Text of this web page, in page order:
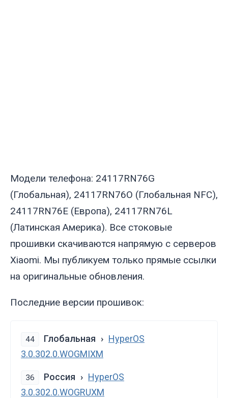
Модели телефона: 24117RN76G
(Глобальная), 24117RN76O (Глобальная NFC),
24117RN76E (Европа), 24117RN76L
(Латинская Америка). Все стоковые
прошивки скачиваются напрямую с серверов
Xiaomi. Мы публикуем только прямые ссылки
на оригинальные обновления.
Последние версии прошивок:
44 Глобальная
HyperOS
3.0.302.0.WOGMIXM
36 Россия
HyperOS
3.0.302.0.WOGRUXM